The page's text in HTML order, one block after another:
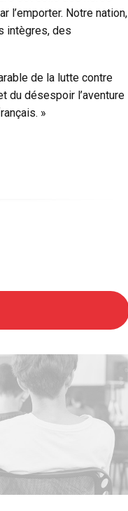
l’emporter. Notre nation,
intègres, des
de la lutte contre
du désespoir l’aventure
»